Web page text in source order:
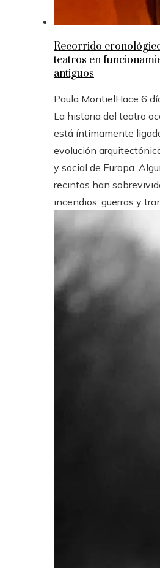
Recorrido
teatros en
antiguos
Paula MontielHace 6
La historia del teatro
está íntimamente
evolución
y social de Europa.
recintos han
incendios, guerras y